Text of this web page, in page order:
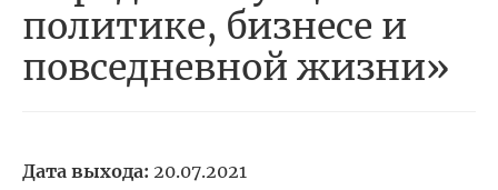
политике, бизнесе и
повседневной жизни»
Дата выхода: 20.07.2021